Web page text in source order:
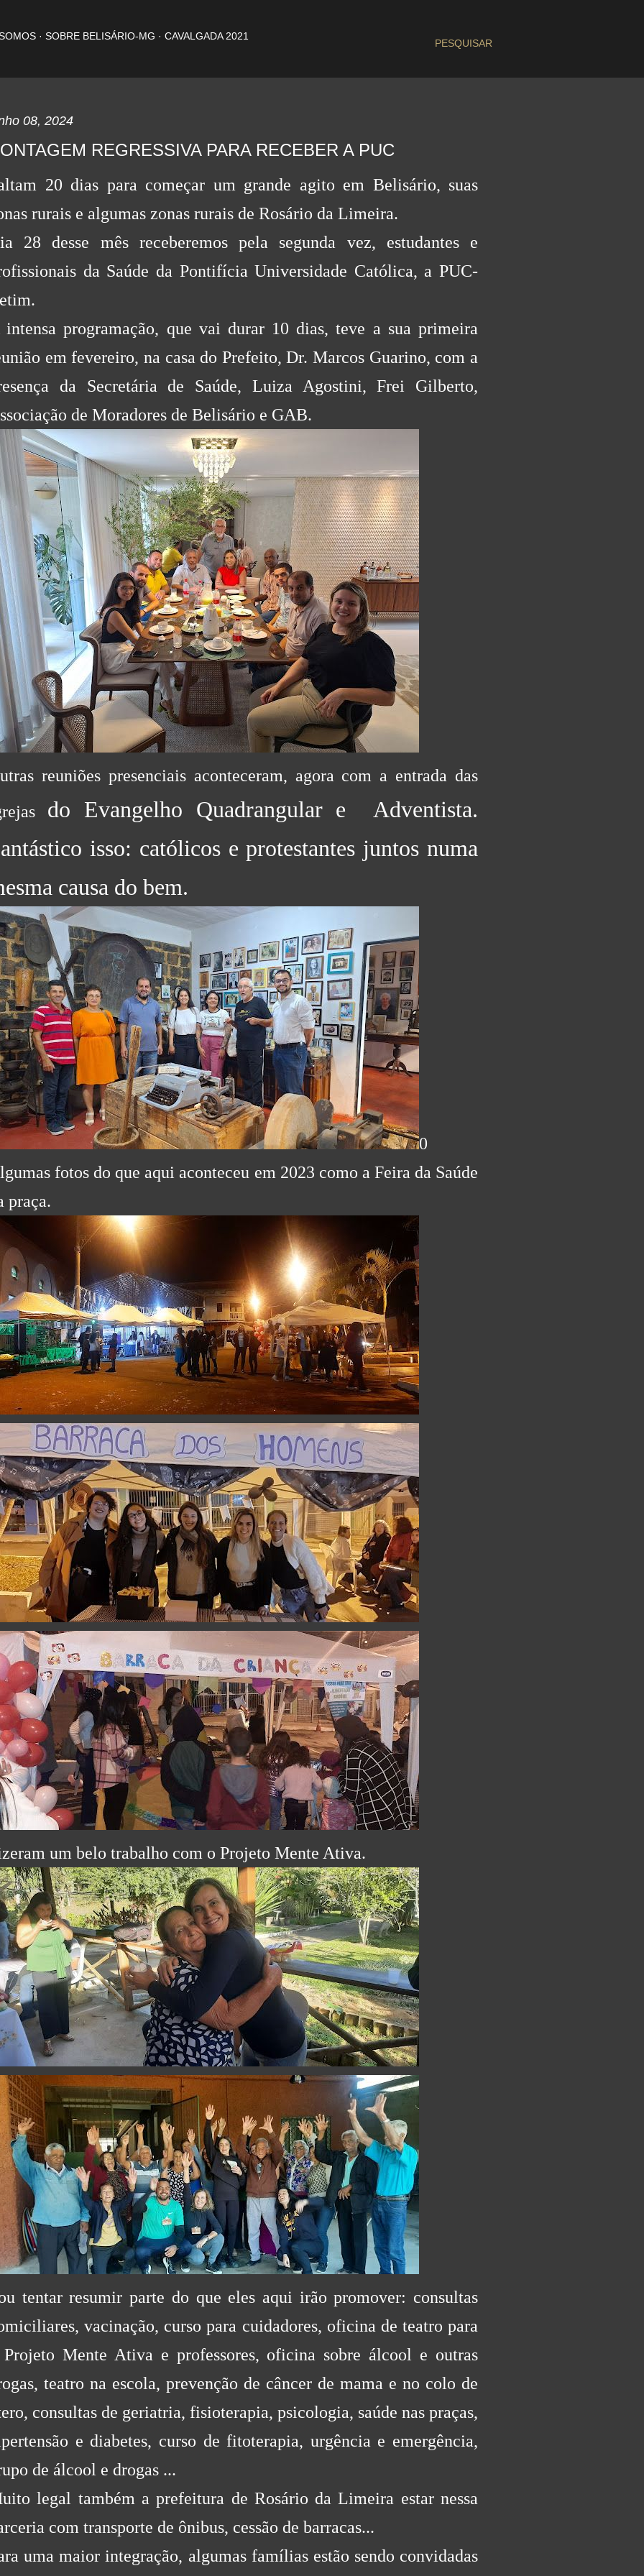
PESQUISAR
SOBRE BELISÁRIO-MG CAVALGADA 2021
08, 2024
REGRESSIVA PARA RECEBER A PUC
20 dias para começar um grande agito em Belisário, suas
rurais e algumas zonas rurais de Rosário da Limeira.
28 desse mês receberemos pela segunda vez, estudantes e
da Saúde da Pontifícia Universidade Católica, a PUC-
intensa programação, que vai durar 10 dias, teve a sua primeira
em fevereiro, na casa do Prefeito, Dr. Marcos Guarino, com a
da Secretária de Saúde, Luiza Agostini, Frei Gilberto,
de Moradores de Belisário e GAB.
reuniões presenciais aconteceram, agora com a entrada das
do Evangelho Quadrangular e
Adventista.
isso: católicos e protestantes juntos numa
causa do bem.
0
fotos do que aqui aconteceu em 2023 como a Feira da Saúde
praça.
um belo trabalho com o Projeto Mente Ativa.
tentar resumir parte do que eles aqui irão promover: consultas
vacinação, curso para cuidadores, oficina de teatro para
Mente Ativa e professores, oficina sobre álcool e outras
teatro na escola, prevenção de câncer de mama e no colo de
consultas de geriatria, fisioterapia, psicologia, saúde nas praças,
e diabetes, curso de fitoterapia, urgência e emergência,
de álcool e drogas ...
legal também a prefeitura de Rosário da Limeira estar nessa
com transporte de ônibus, cessão de barracas...
uma maior integração, algumas famílias estão sendo convidadas